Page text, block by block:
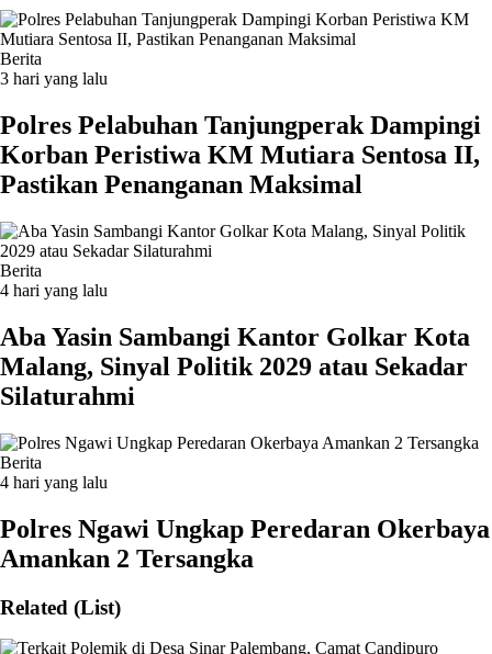
Berita
3 hari yang lalu
Polres Pelabuhan Tanjungperak Dampingi
Korban Peristiwa KM Mutiara Sentosa II,
Pastikan Penanganan Maksimal
Berita
4 hari yang lalu
Aba Yasin Sambangi Kantor Golkar Kota
Malang, Sinyal Politik 2029 atau Sekadar
Silaturahmi
Berita
4 hari yang lalu
Polres Ngawi Ungkap Peredaran Okerbaya
Amankan 2 Tersangka
Related (List)